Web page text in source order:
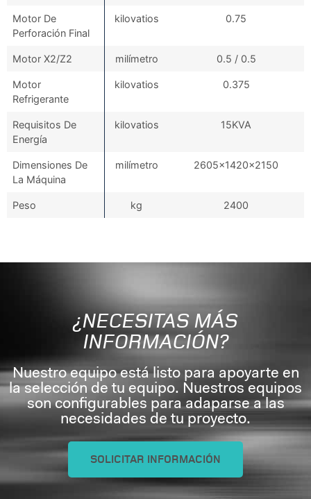
Motor De
Perforación Final
kilovatios 0.75
Motor X2/Z2 milímetro 0.5 / 0.5
Motor
Refrigerante
kilovatios 0.375
Requisitos De
Energía
kilovatios 15KVA
Dimensiones De
La Máquina
milímetro 2605x1420x2150
Peso kg 2400
¿NECESITAS MÁS
INFORMACIÓN?
Nuestro equipo está listo para apoyarte en
la selección de tu equipo. Nuestros equipos
son configurables para adaparse a las
necesidades de tu proyecto.
SOLICITAR INFORMACIÓN